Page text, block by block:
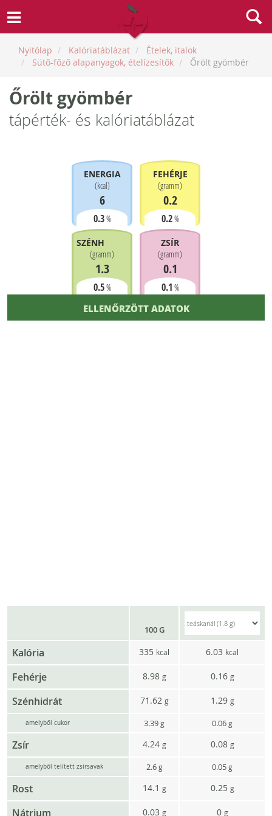
Nyitólap Kalóriatáblázat
Ételek, italok
Sütő-főző alapanyagok, ételízesítők
Őrölt gyömbér
Őrölt gyömbér
tápérték- és kalóriatáblázat
ENERGIA
(kcal)
6
0.3%
FEHÉRJE
(gramm)
0.2
0.2%
SZÉNHIDRÁT
(gramm)
1.3
0.5%
ZSÍR
(gramm)
0.1
0.1 %
ELLENŐRZÖTT ADATOK
100 G
Kalória 335 kcal 6.03 kcal
Fehérje 8.98 g 0.16 g
Szénhidrát 71.62 g 1.29 g
amelyből cukor 3.39g 0.06g
Zsír 4.24 g 0.08 g
amelyből telített zsírsavak 2.6g 0.05g
Rost 14.1 g 0.25 g
Nátrium 0.03 g 0 g